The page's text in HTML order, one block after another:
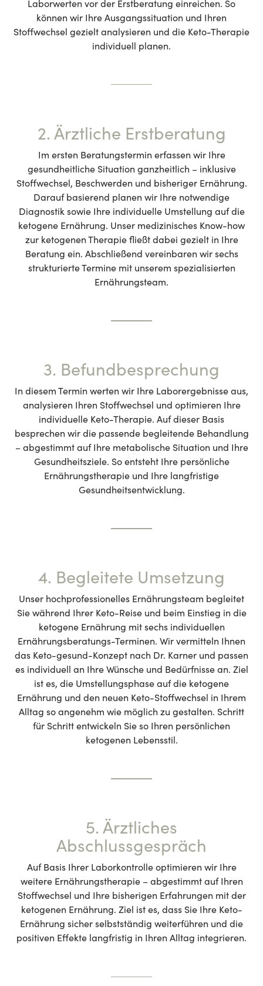
Laborwerten vor der Erstberatung einreichen. So
können wir Ihre Ausgangssituation und Ihren
Stoffwechsel gezielt analysieren und die Keto-Therapie
individuell planen.
2. Ärztliche Erstberatung
Im ersten Beratungstermin erfassen wir Ihre
gesundheitliche Situation ganzheitlich – inklusive
Stoffwechsel, Beschwerden und bisheriger Ernährung.
Darauf basierend planen wir Ihre notwendige
Diagnostik sowie Ihre individuelle Umstellung auf die
ketogene Ernährung. Unser medizinisches Know-how
zur ketogenen Therapie fließt dabei gezielt in Ihre
Beratung ein. Abschließend vereinbaren wir sechs
strukturierte Termine mit unserem spezialisierten
Ernährungsteam.
3. Befundbesprechung
In diesem Termin werten wir Ihre Laborergebnisse aus,
analysieren Ihren Stoffwechsel und optimieren Ihre
individuelle Keto-Therapie. Auf dieser Basis
besprechen wir die passende begleitende Behandlung
– abgestimmt auf Ihre metabolische Situation und Ihre
Gesundheitsziele. So entsteht Ihre persönliche
Ernährungstherapie und Ihre langfristige
Gesundheitsentwicklung.
4. Begleitete Umsetzung
Unser hochprofessionelles Ernährungsteam begleitet
Sie während Ihrer Keto-Reise und beim Einstieg in die
ketogene Ernährung mit sechs individuellen
Ernährungsberatungs-Terminen. Wir vermitteln Ihnen
das Keto-gesund-Konzept nach Dr. Karner und passen
es individuell an Ihre Wünsche und Bedürfnisse an. Ziel
ist es, die Umstellungsphase auf die ketogene
Ernährung und den neuen Keto-Stoffwechsel in Ihrem
Alltag so angenehm wie möglich zu gestalten. Schritt
für Schritt entwickeln Sie so Ihren persönlichen
ketogenen Lebensstil.
5. Ärztliches
Abschlussgespräch
Auf Basis Ihrer Laborkontrolle optimieren wir Ihre
weitere Ernährungstherapie – abgestimmt auf Ihren
Stoffwechsel und Ihre bisherigen Erfahrungen mit der
ketogenen Ernährung. Ziel ist es, dass Sie Ihre Keto-
Ernährung sicher selbstständig weiterführen und die
positiven Effekte langfristig in Ihren Alltag integrieren.